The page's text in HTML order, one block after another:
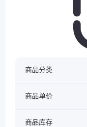
商品分类
商品单价
商品库存